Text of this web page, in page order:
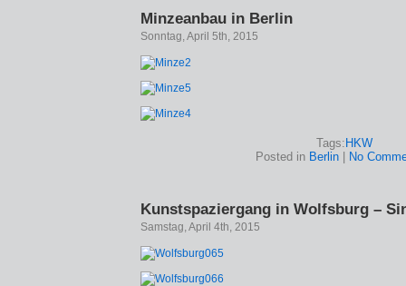
Minzeanbau in Berlin
Sonntag, April 5th, 2015
Tags: HKW
Posted in Berlin| No
Kunstspaziergang in Wolfsburg –
Samstag, April 4th, 2015